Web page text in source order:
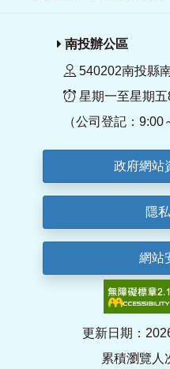
南投辦公區
540202南投縣
星期一至星期
（公司登記：9:00
政府網站
隱
網站
更新日期：
累積瀏覽人